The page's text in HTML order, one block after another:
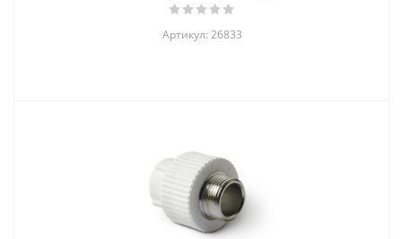
Артикул: 26833